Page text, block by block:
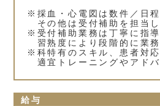
※採血・心電図は数件／日程
その他は受付補助を担当し
※受付補助業務は丁寧に指導
習熟度により段階的に業務
※科特有のスキル、患者対応
適宜トレーニングやアドバ
給与